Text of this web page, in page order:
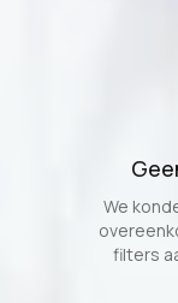
We
filters